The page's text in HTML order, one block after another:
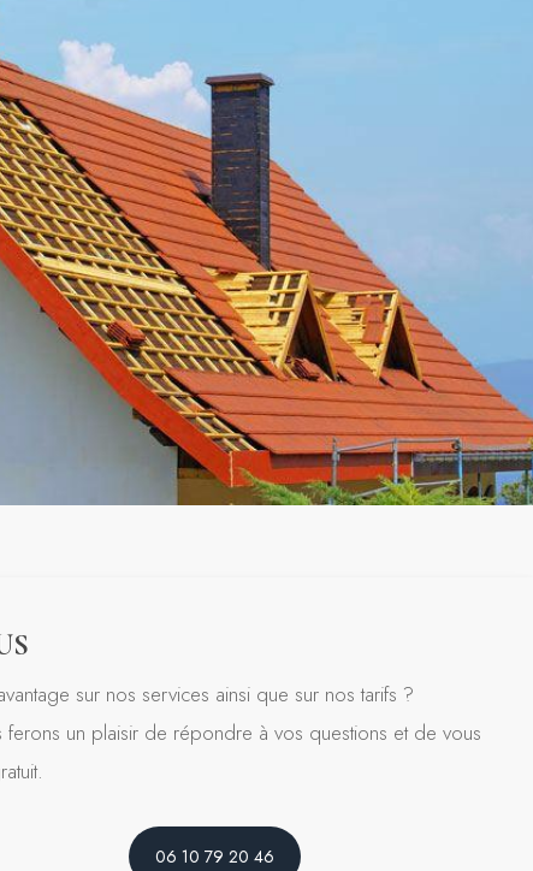
sur nos services ainsi que sur nos tarifs ?
ferons un plaisir de répondre à vos questions et de vous
06 10 79 20 46